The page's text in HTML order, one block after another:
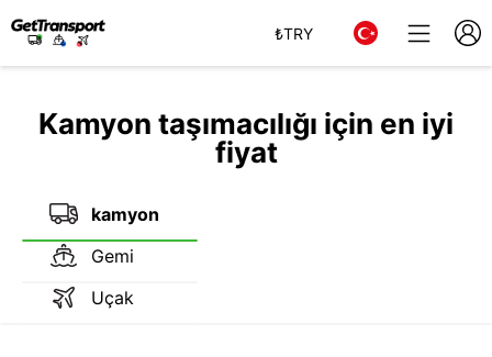
₺TRY
Kamyon taşımacılığı için en iyi
fiyat
kamyon
Gemi
Uçak